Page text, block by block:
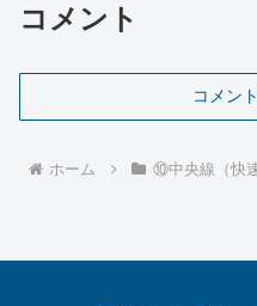
コメント
コメン
ホーム ⑩中央線（快